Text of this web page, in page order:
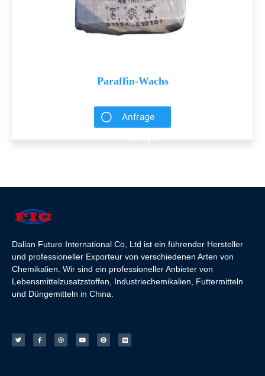
Paraffin-Wachs
Anfrage
hinzufügen
Dalian Future International Co, Ltd ist ein führender Hersteller
und professioneller Exporteur von verschiedenen Arten von
Chemikalien. Wir sind ein professioneller Anbieter von
Lebensmittelzusatzstoffen, Industriechemikalien, Futtermitteln
und Düngemitteln in China.